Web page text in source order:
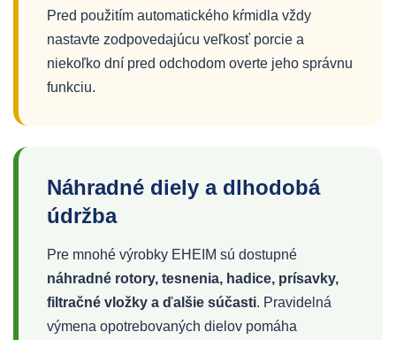
Pred použitím automatického kŕmidla vždy
nastavte zodpovedajúcu veľkosť porcie a
niekoľko dní pred odchodom overte jeho správnu
funkciu.
Náhradné diely a dlhodobá
údržba
Pre mnohé výrobky EHEIM sú dostupné
náhradné rotory, tesnenia, hadice, prísavky,
filtračné vložky a ďalšie súčasti. Pravidelná
výmena opotrebovaných dielov pomáha